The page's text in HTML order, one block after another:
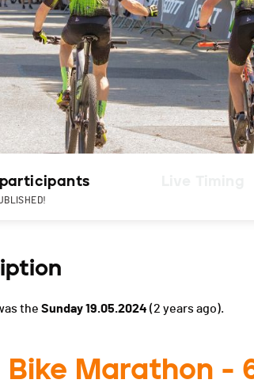
the Sunday 19.05.2024 (2 years ago).
Bike Marathon -